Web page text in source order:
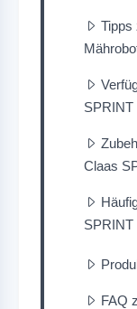
Tipps
SPRINT
Claas
SPRINT
FAQ